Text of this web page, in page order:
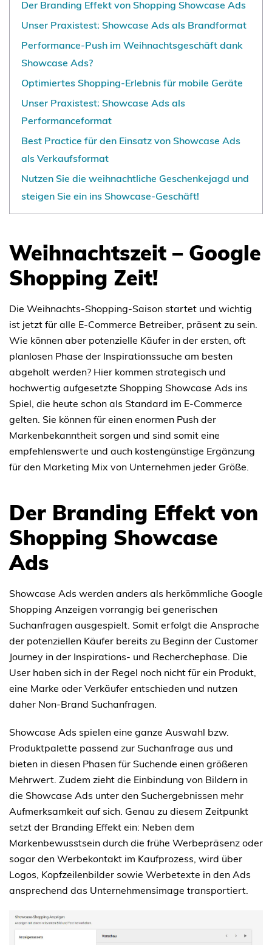
Der Branding Effekt von Shopping Showcase Ads
Unser Praxistest: Showcase Ads als Brandformat
Performance-Push im Weihnachtsgeschäft dank
Showcase Ads?
Optimiertes Shopping-Erlebnis für mobile Geräte
Unser Praxistest: Showcase Ads als
Performanceformat
Best Practice für den Einsatz von Showcase Ads
als Verkaufsformat
Nutzen Sie die weihnachtliche Geschenkejagd und
steigen Sie ein ins Showcase-Geschäft!
Weihnachtszeit – Google
Shopping Zeit!
Die Weihnachts-Shopping-Saison startet und wichtig
ist jetzt für alle E-Commerce Betreiber, präsent zu sein.
Wie können aber potenzielle Käufer in der ersten, oft
planlosen Phase der Inspirationssuche am besten
abgeholt werden? Hier kommen strategisch und
hochwertig aufgesetzte Shopping Showcase Ads ins
Spiel, die heute schon als Standard im E-Commerce
gelten. Sie können für einen enormen Push der
Markenbekanntheit sorgen und sind somit eine
empfehlenswerte und auch kostengünstige Ergänzung
für den Marketing Mix von Unternehmen jeder Größe.
Der Branding Effekt von
Shopping Showcase
Ads
Showcase Ads werden anders als herkömmliche Google
Shopping Anzeigen vorrangig bei generischen
Suchanfragen ausgespielt. Somit erfolgt die Ansprache
der potenziellen Käufer bereits zu Beginn der Customer
Journey in der Inspirations- und Recherchephase. Die
User haben sich in der Regel noch nicht für ein Produkt,
eine Marke oder Verkäufer entschieden und nutzen
daher Non-Brand Suchanfragen.
Showcase Ads spielen eine ganze Auswahl bzw.
Produktpalette passend zur Suchanfrage aus und
bieten in diesen Phasen für Suchende einen größeren
Mehrwert. Zudem zieht die Einbindung von Bildern in
die Showcase Ads unter den Suchergebnissen mehr
Aufmerksamkeit auf sich. Genau zu diesem Zeitpunkt
setzt der Branding Effekt ein: Neben dem
Markenbewusstsein durch die frühe Werbepräsenz oder
sogar den Werbekontakt im Kaufprozess, wird über
Logos, Kopfzeilenbilder sowie Werbetexte in den Ads
ansprechend das Unternehmensimage transportiert.